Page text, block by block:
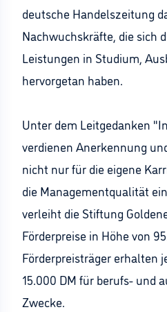
deutsche Handelszeitung
Nachwuchskräfte, die sich
Leistungen in Studium,
hervorgetan haben.
Unter dem Leitgedanken
verdienen Anerkennung
nicht nur für die eigene
die Managementqualität
verleiht die Stiftung
Förderpreise in Höhe von
Förderpreisträger erhalten
15.000 DM für berufs- und
Zwecke.